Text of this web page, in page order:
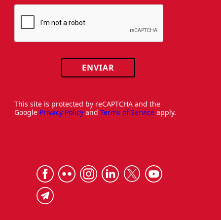
ENVIAR
This site is protected by reCAPTCHA and the
Google Privacy Policy and Terms of Service apply.